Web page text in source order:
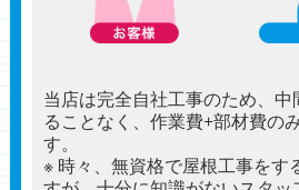
当店は完全自社工事のため、
ることなく、作業費+部材費の
す。
※ 時々、無資格で屋根工事をす